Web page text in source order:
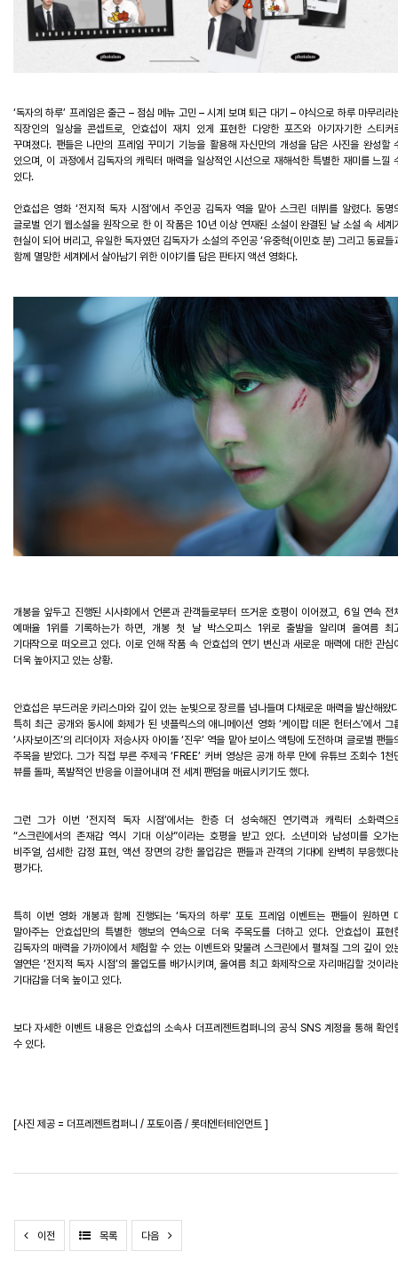
‘독자의 하루’ 프레임은 출근 – 점심 메뉴 고민 –시계 보며 퇴근 대기 – 야식으로 하루 마무리라
직장인의
일상을 콘셉트로 안효섭이 재치 있게 표현한 다양한 포즈와 아기자기한 스티커
꾸며졌다. 팬들은 나만의 프레임 꾸미기 기능을 활용해 자신만의 개성을 담은 사진을 완성할
있으며
이 과정에서 김독자의 캐릭터 매력을 일상적인 시선으로 재해석한 특별한 재미를 느낄
있다.
안효섭은 영화‘전지적 독자 시점’에서 주인공 김독자 역을 맡아 스크린 데뷔를 알렸다.동명
글로벌 인기 웹소설을 원작으로 한 이 작품은 10년 이상 연재된 소설이 완결된 날 소설 속 세계
현실이 되어 버리고 ,유일한 독자였던 김독자가 소설의 주인공‘유중혁(이민호 분) 그리고 동료들
함께 멸망한 세계에서 살아남기 위한 이야기를 담은 판타지 액션 영화다.
개봉을 앞두고 진행된 시사회에서 언론과 관객들로부터 뜨거운 호평이 이어졌고 , 6일 연속 전
예매율 1위를 기록하는가 하면 ,개봉 첫 날 박스오피스 1위로 출발을 알리며 올여름 최
기대작으로 떠오르고 있다. 이로 인해 작품 속 안효섭의 연기 변신과 새로운 매력에 대한 관심
더욱 높아지고 있는 상황.
안효섭은 부드러운 카리스마와 깊이 있는 눈빛으로 장르를 넘나들며 다채로운 매력을 발산해왔
특히 최근 공개와 동시에 화제가 된 넷플릭스의 애니메이션 영화‘케이팝 데몬 헌터스’에서 그
‘사자보이즈’의 리더이자 저승사자 아이돌‘진우’ 역을 맡아 보이스 액팅에 도전하며 글로벌 팬들
주목을 받았다. 그가 직접 부른 주제곡 ‘FREE’ 커버 영상은 공개 하루 만에 유튜브 조회수 1 천
뷰를 돌파 폭발적인 반응을 이끌어내며 전 세계 팬덤을 매료시키기도 했다.
그런 그가 이번 ‘전지적 독자 시점’에서는 한층 더 성숙해진 연기력과 캐릭터
소화력으
“스크린에서의 존재감 역시 기대 이상”이라는 호평을 받고 있다. 소년미와 남성미를 오가
비주얼 ,섬세한 감정 표현 ,액션 장면의 강한 몰입감은 팬들과 관객의 기대에 완벽히 부응했다
평가다.
특히 이번 영화 개봉과 함께 진행되는‘독자의 하루’포토 프레임 이벤트는 팬들이 원하면
말아주는 안효섭만의 특별한 행보의 연속으로 더욱 주목도를 더하고 있다. 안효섭이
표현
김독자의 매력을 가까이에서 체험할 수 있는 이벤트와 맞물려 스크린에서 펼쳐질 그의 깊이
있
열연은 ‘전지적 독자 시점’의 몰입도를 배가시키며 ,올여름 최고 화제작으로 자리매김할 것이라
기대감을 더욱 높이고 있다.
보다 자세한 이벤트 내용은 안효섭의 소속사 더프레젠트컴퍼니 의 공식 SNS 계정을 통해 확인
수 있다.
[사진 제공 = 더프레젠트컴퍼니 / 포토이즘 / 롯데엔터테인먼트 ]
이전 목록 다음